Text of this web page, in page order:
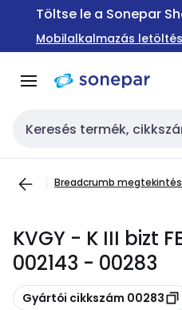
Ugrás a
Ugrás a
tartalomra
Töltse le a Sonepar
Mobilalkalmazás
Keresési bemenet
Breadcrumb
KVGY - K III bizt
002143 - 00283
Másolás
Gyártói cikkszám 00283